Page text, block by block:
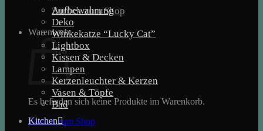
Zurück zum Shop
Warenkorb
Es befinden sich keine Produkte im Warenkorb.
Zurück zum Shop
Aufbewahrung
Deko
Winkekatze “Lucky Cat”
Lightbox
Kissen & Decken
Lampen
Kerzenleuchter & Kerzen
Vasen & Töpfe
Bad
Kitchen